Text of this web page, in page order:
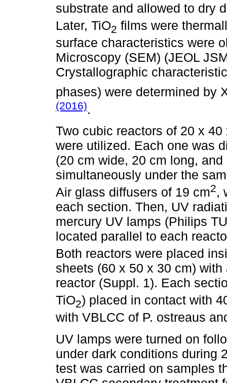
substrate and allowed to dry
Later, TiO2 films were
surface characteristics were
Microscopy (SEM) (JEOL
Crystallographic
phases) were determined by
(2016).
Two cubic reactors of 20 x
were utilized. Each one was
(20 cm wide, 20 cm long,
simultaneously under the
Air glass diffusers of 19 cm2,
each section. Then, UV
mercury UV lamps (Philips
located parallel to each
Both reactors were placed
sheets (60 x 50 x 30 cm)
reactor (Suppl. 1). Each
TiO2) placed in contact with
with VBLCC of P. ostreaus
UV lamps were turned on
under dark conditions during
test was carried on samples